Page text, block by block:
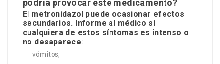
podría provocar este medicamento?
El metronidazol puede ocasionar efectos
secundarios. Informe al médico si
cualquiera de estos síntomas es intenso o
no desaparece:
vómitos,